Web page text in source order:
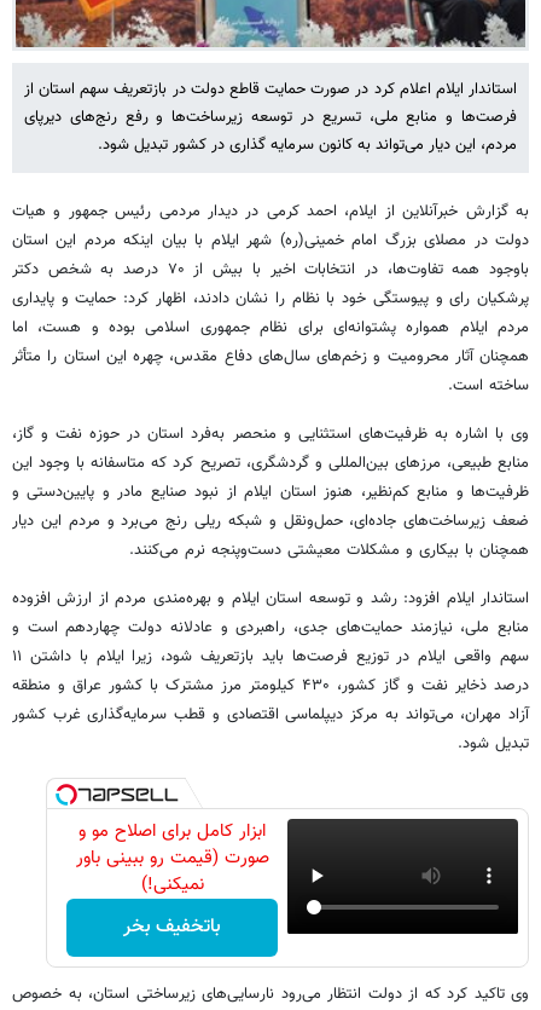
استاندار ایلام اعلام کرد در صورت حمایت قاطع دولت در بازتعریف سهم استان از
فرصت‌ها و منابع ملی، تسریع در توسعه زیرساخت‌ها و رفع رنج‌های دیرپای
مردم، این دیار می‌تواند به کانون سرمایه گذاری در کشور تبدیل شود.
به گزارش خبرآنلاین از ایلام، احمد کرمی در دیدار مردمی رئیس جمهور و هیات
دولت در مصلای بزرگ امام خمینی(ره) شهر ایلام با بیان اینکه مردم این استان
باوجود همه تفاوت‌ها، در انتخابات اخیر با بیش از ۷۰ درصد به شخص دکتر
پرشکیان رای و پیوستگی خود با نظام را نشان دادند، اظهار کرد: حمایت و پایداری
مردم ایلام همواره پشتوانه‌ای برای نظام جمهوری اسلامی بوده و هست، اما
همچنان آثار محرومیت و زخم‌های سال‌های دفاع مقدس، چهره این استان را متأثر
ساخته است.
وی با اشاره به ظرفیت‌های استثنایی و منحصر به‌فرد استان در حوزه نفت و گاز،
منابع طبیعی، مرزهای بین‌المللی و گردشگری، تصریح کرد که متاسفانه با وجود این
ظرفیت‌ها و منابع کم‌نظیر، هنوز استان ایلام از نبود صنایع مادر و پایین‌دستی و
ضعف زیرساخت‌های جاده‌ای، حمل‌ونقل و شبکه ریلی رنج می‌برد و مردم این دیار
همچنان با بیکاری و مشکلات معیشتی دست‌وپنجه نرم می‌کنند.
استاندار ایلام افزود: رشد و توسعه استان ایلام و بهره‌مندی مردم از ارزش افزوده
منابع ملی، نیازمند حمایت‌های جدی، راهبردی و عادلانه دولت چهاردهم است و
سهم واقعی ایلام در توزیع فرصت‌ها باید بازتعریف شود، زیرا ایلام با داشتن ۱۱
درصد ذخایر نفت و گاز کشور، ۴۳۰ کیلومتر مرز مشترک با کشور عراق و منطقه
آزاد مهران، می‌تواند به مرکز دیپلماسی اقتصادی و قطب سرمایه‌گذاری غرب کشور
تبدیل شود.
ابزار کامل برای اصلاح مو و
صورت (قیمت رو ببینی باور
نمیکنی!)
باتخفیف بخر
وی تاکید کرد که از دولت انتظار می‌رود نارسایی‌های زیرساختی استان، به خصوص